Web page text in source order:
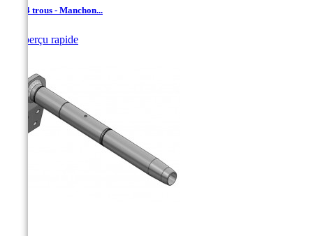
AD - 4 trous - Manchon...
Aperçu rapide